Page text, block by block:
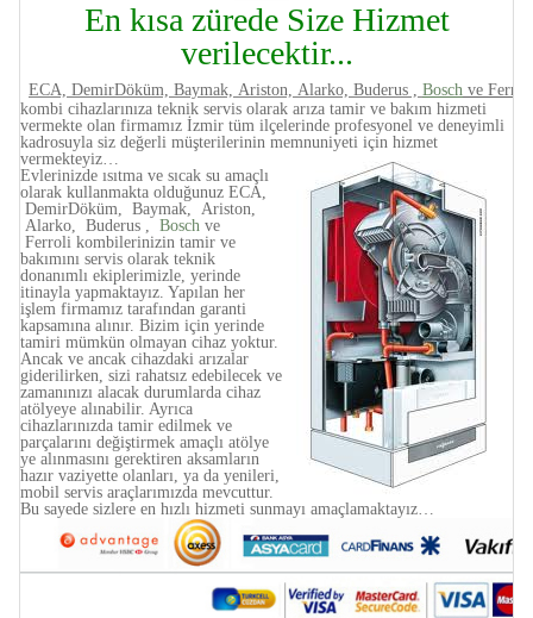
En kısa zürede Size Hizmet
verilecektir...
ECA, DemirDöküm, Baymak, Ariston, Alarko, Buderus , Bosch ve Ferroli
kombi cihazlarınıza teknik servis olarak arıza tamir ve bakım hizmeti
vermekte olan firmamız İzmir tüm ilçelerinde profesyonel ve deneyimli
kadrosuyla siz değerli müşterilerinin memnuniyeti için hizmet
vermekteyiz…
Evlerinizde ısıtma ve sıcak su amaçlı
olarak kullanmakta olduğunuz ECA,
DemirDöküm, Baymak, Ariston,
Alarko, Buderus , Bosch ve
Ferroli kombilerinizin tamir ve
bakımını servis olarak teknik
donanımlı ekiplerimizle, yerinde
itinayla yapmaktayız. Yapılan her
işlem firmamız tarafından garanti
kapsamına alınır. Bizim için yerinde
tamiri mümkün olmayan cihaz yoktur.
Ancak ve ancak cihazdaki arızalar
giderilirken, sizi rahatsız edebilecek ve
zamanınızı alacak durumlarda cihaz
atölyeye alınabilir. Ayrıca
cihazlarınızda tamir edilmek ve
parçalarını değiştirmek amaçlı atölye
ye alınmasını gerektiren aksamların
hazır vaziyette olanları, ya da yenileri,
mobil servis araçlarımızda mevcuttur.
Bu sayede sizlere en hızlı hizmeti sunmayı amaçlamaktayız…